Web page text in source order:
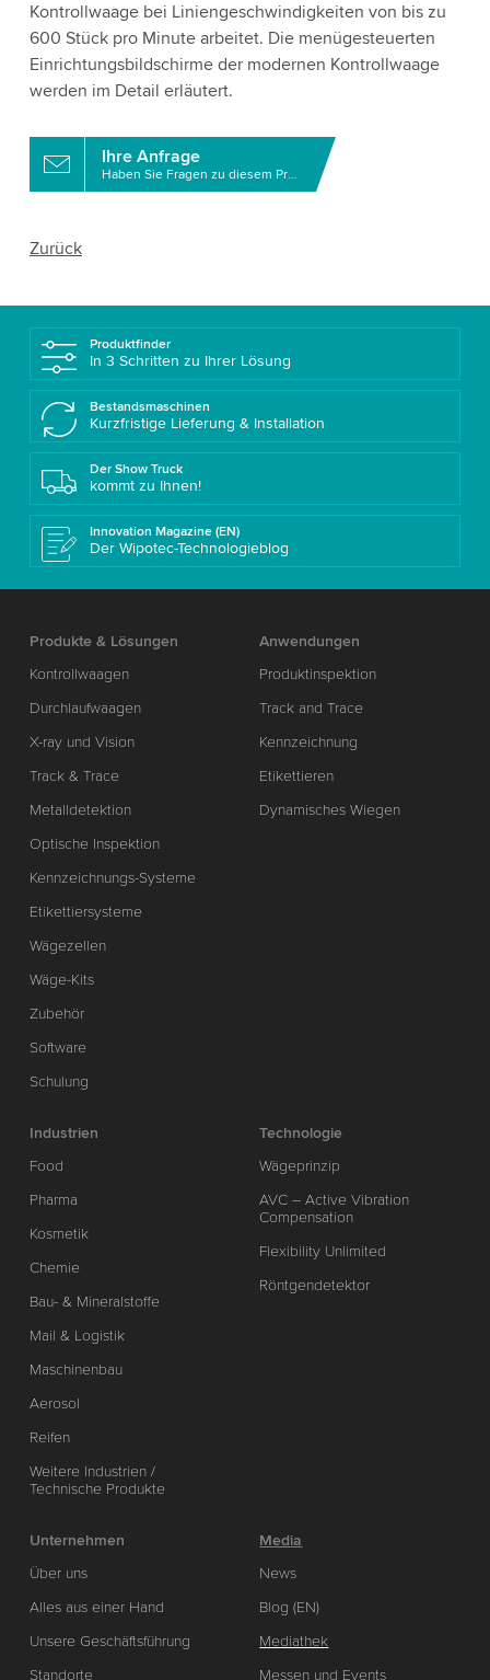
Kontrollwaage bei Liniengeschwindigkeiten von bis zu
600 Stück pro Minute arbeitet. Die menügesteuerten
Einrichtungsbildschirme der modernen Kontrollwaage
werden im Detail erläutert.
Ihre Anfrage
Haben Sie Fragen zu diesem Produkt?
Zurück
Produktfinder
In 3 Schritten zu Ihrer Lösung
Bestandsmaschinen
Kurzfristige Lieferung & Installation
Der Show Truck
kommt zu Ihnen!
Innovation Magazine (EN)
Der Wipotec-Technologieblog
Produkte & Lösungen
Kontrollwaagen
Durchlaufwaagen
X-ray und Vision
Track & Trace
Metalldetektion
Optische Inspektion
Kennzeichnungs-Systeme
Etikettiersysteme
Wägezellen
Wäge-Kits
Zubehör
Software
Schulung
Anwendungen
Produktinspektion
Track and Trace
Kennzeichnung
Etikettieren
Dynamisches Wiegen
Industrien
Food
Pharma
Kosmetik
Chemie
Bau- & Mineralstoffe
Mail & Logistik
Maschinenbau
Aerosol
Reifen
Weitere Industrien /
Technische Produkte
Technologie
Wägeprinzip
AVC – Active Vibration
Compensation
Flexibility Unlimited
Röntgendetektor
Unternehmen
Über uns
Alles aus einer Hand
Unsere Geschäftsführung
Standorte
Media
News
Blog (EN)
Mediathek
Messen und Events